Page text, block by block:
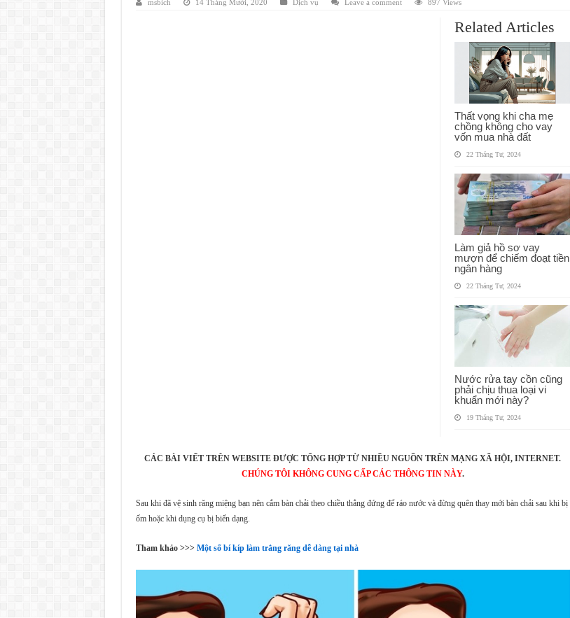
msbich 14 Tháng Mười, 2020 Dịch vụ Leave a comment 897 Views
Related Articles
Thất vọng khi cha mẹ
chồng không cho vay
vốn mua nhà đất
22 Tháng Tư, 2024
Làm giả hồ sơ vay
mượn để chiếm đoạt tiền
ngân hàng
22 Tháng Tư, 2024
Nước rửa tay cồn cũng
phải chịu thua loại vi
khuẩn mới này?
19 Tháng Tư, 2024
CÁC BÀI VIẾT TRÊN WEBSITE ĐƯỢC TỔNG HỢP TỪ NHIỀU NGUỒN TRÊN MẠNG XÃ HỘI, INTERNET.
CHÚNG TÔI KHÔNG CUNG CẤP CÁC THÔNG TIN NÀY.
Sau khi đã vệ sinh răng miệng bạn nên cắm bàn chải theo chiều thẳng đứng để ráo nước và đừng quên thay mới bàn chải sau khi bị
ốm hoặc khi dụng cụ bị biến dạng.
Tham khảo >>> Một số bí kíp làm trắng răng dễ dàng tại nhà